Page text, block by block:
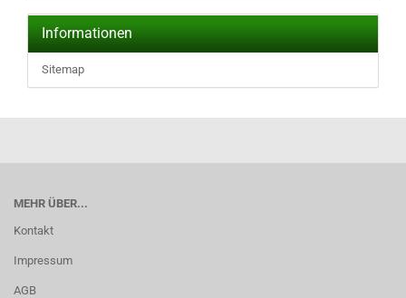
Informationen
Sitemap
MEHR ÜBER...
Kontakt
Impressum
AGB